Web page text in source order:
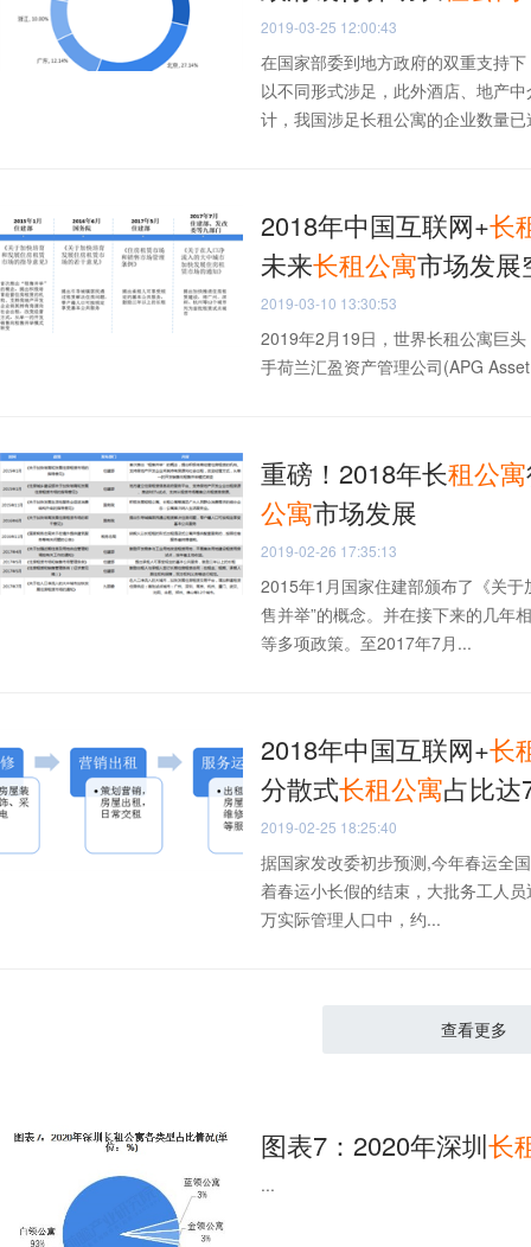
2019-03-25 12:00:43
在国家部委到地方政府的双重支持
以不同形式涉足，此外酒店、地产
计，我国涉足长租公寓的企业数量
2018年中国互联网+长
未来长租公寓市场发展
2019-03-10 13:30:53
2019年2月19日，世界长租公寓巨
手荷兰汇盈资产管理公司(APG
重磅！2018年长租公寓
公寓市场发展
2019-02-26 17:35:13
2015年1月国家住建部颁布了《关
售并举”的概念。并在接下来的几年
等多项政策。至2017年7月...
2018年中国互联网+长
分散式长租公寓占比达
2019-02-25 18:25:40
据国家发改委初步预测,今年春运全
着春运小长假的结束，大批务工人
万实际管理人口中，约...
查看更多
图表7：2020年深圳长
...